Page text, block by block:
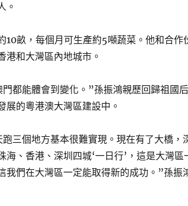
。
10畝，每個月可生產約5噸蔬菜。他和合作
港和大灣區內地城市。
都能體會到變化。”孫振鴻親歷回歸祖國后
展的粵港澳大灣區建設中。
跑三個地方基本很難實現。現在有了大橋，
、香港、深圳四城‘一日行’，這是大灣區
我們在大灣區一定能取得新的成功。”孫振